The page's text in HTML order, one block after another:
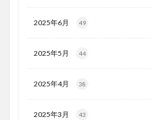
2025年6月 49
2025年5月 44
2025年4月 38
2025年3月 43